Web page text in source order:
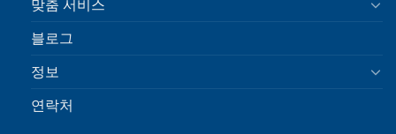
맞춤 서비스
블로그
정보
연락처